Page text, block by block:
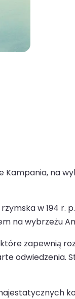
Kampania, na
w 194
na wybrzeżu
zapewnią
odwiedzenia.